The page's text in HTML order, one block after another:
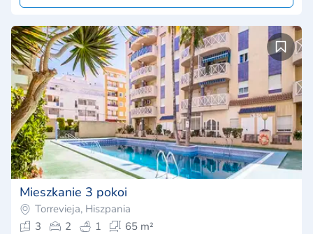
Mieszkanie 3 pokoi
Torrevieja, Hiszpania
3
2 1
65 m²